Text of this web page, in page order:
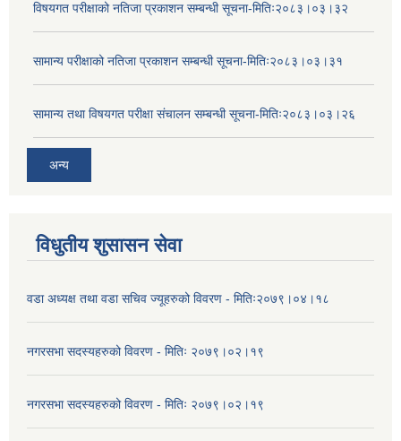
विषयगत परीक्षाको नतिजा प्रकाशन सम्बन्धी सूचना-मितिः२०८३।०३।३२
सामान्य परीक्षाको नतिजा प्रकाशन सम्बन्धी सूचना-मितिः२०८३।०३।३१
सामान्य तथा विषयगत परीक्षा संचालन सम्बन्धी सूचना-मितिः२०८३।०३।२६
अन्य
विधुतीय शुसासन सेवा
वडा अध्यक्ष तथा वडा सचिव ज्यूहरुको विवरण - मितिः२०७९।०४।१८
नगरसभा सदस्यहरुको विवरण - मितिः २०७९।०२।१९
नगरसभा सदस्यहरुको विवरण - मितिः २०७९।०२।१९